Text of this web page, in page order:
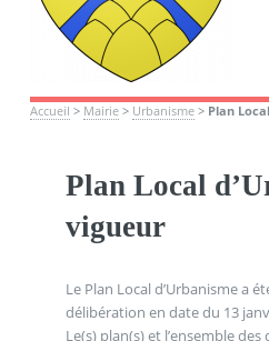
Accueil > Mairie> Urbanisme> Plan
Plan Local
vigueur
Le Plan Local d’Urbanisme a
délibération en date du 13
Le(s) plan(s) et l’ensemble